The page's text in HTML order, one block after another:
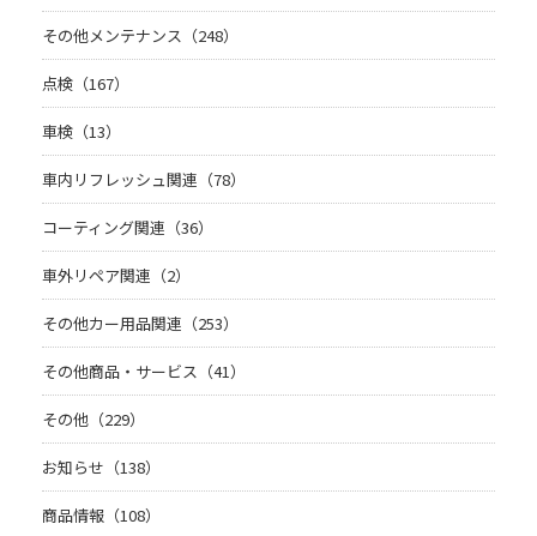
その他メンテナンス（248）
点検（167）
車検（13）
車内リフレッシュ関連（78）
コーティング関連（36）
車外リペア関連（2）
その他カー用品関連（253）
その他商品・サービス（41）
その他（229）
お知らせ（138）
商品情報（108）